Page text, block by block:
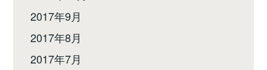
2017年9月
2017年8月
2017年7月